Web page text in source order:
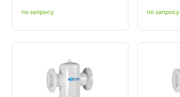
по запросу по запросу